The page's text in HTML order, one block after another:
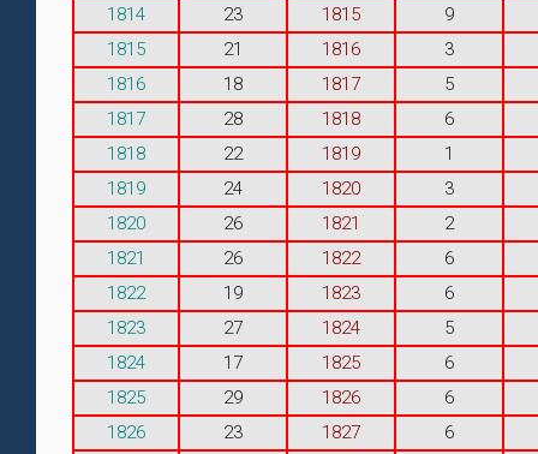
1814
23 1815
9
1815
21 1816
3
1816
18 1817
5
1817
28 1818
6
1818
22 1819
1
1819
24 1820
3
1820
26 1821
2
1821
26 1822
6
1822
19 1823
6
1823
27 1824
5
1824
17 1825
6
1825
29 1826
6
1826
23 1827
6